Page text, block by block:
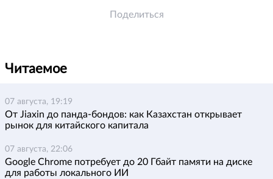
Поделиться
Читаемое
07 августа, 19:19
От Jiaxin до панда-бондов: как Казахстан открывает
рынок для китайского капитала
07 августа, 22:06
Google Chrome потребует до 20 Гбайт памяти на диске
для работы локального ИИ